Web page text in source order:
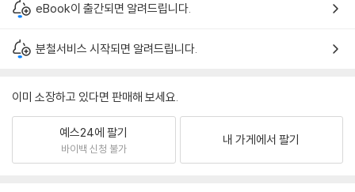
eBook이 출간되면 알려드립니다.
분철서비스 시작되면 알려드립니다.
이미 소장하고 있다면 판매해 보세요.
예스24에 팔기
바이백 신청 불가
내 가게에서 팔기